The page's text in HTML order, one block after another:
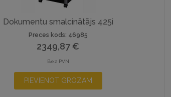
Dokumentu smalcinātājs 425i
Preces kods: 46985
2349,87€
Bez PVN
PIEVIENOT GROZAM